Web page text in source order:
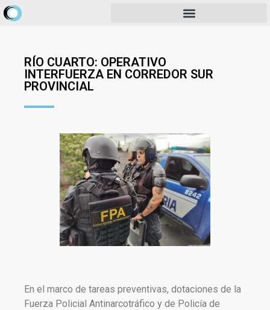
RÍO CUARTO: OPERATIVO
INTERFUERZA EN CORREDOR SUR
PROVINCIAL
En el marco de tareas preventivas, dotaciones de la
Fuerza Policial Antinarcotráfico y de Policía de